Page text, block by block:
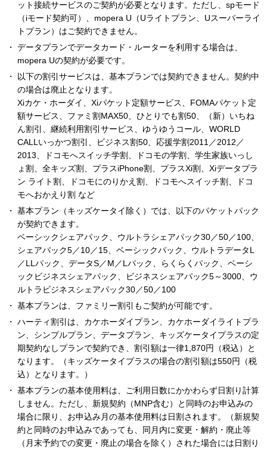
ット接続サービスのご契約が必要となります。ただし、spモード
（iモード契約可）、mopera U（Uライトプラン、Uスーパーライ
トプラン）はご契約できません。
データプランでデータカード・ルーターを利用する場合は、
mopera Uの契約が必要です。
以下の割引サービスは、基本プランでは契約できません。契約中
の場合は廃止となります。
Xiカケ・ホーダイ、Xiパケット定額サービス、FOMAパケット定
額サービス、ファミ割MAX50、ひとりでも割50、（新）いちね
ん割引、継続利用割引サービス、ゆうゆうコール、WORLD
CALLいっかつ割引、ビジネス割50、応援学割2011／2012／
2013、ドコモへスイッチ学割、ドコモの学割、学生家族いっし
ょ割、全キッズ割、プラスiPhone割、プラスXi割、Xiデータプラ
ン ライト割、ドコモにのりかえ割、ドコモへスイッチ割、ドコ
モへおかえり割 など
基本プラン（キッズケータイ除く）では、以下のパケットパック
が契約できます。
ベーシックシェアパック、ウルトラシェアパック30／50／100、
シェアパック5／10／15、ベーシックパック、ウルトラデータL
／LLパック、データS／M／Lパック、らくらくパック、ベーシ
ックビジネスシェアパック、ビジネスシェアパック5～3000、ウ
ルトラビジネスシェアパック30／50／100
基本プランは、ファミリー割引もご契約が可能です。
ハーティ割引は、カケホーダイプラン、カケホーダイライトプラ
ン、シンプルプラン、データプラン、キッズケータイプラスの定
期契約なしプランで契約でき、割引額は一律1,870円（税込）と
なります。（キッズケータイプラスの場合の割引額は550円（税
込）となります。）
基本プランの基本使用料は、ご利用日数にかかわらず日割り計算
しません。ただし、新規契約（MNP含む）と同時のお申込みの
場合に限り、お申込み月の基本使用料は日割されます。（新規契
約と同時のお申込みであっても、同月内に変更・解約・廃止等
（月末予約での変更・廃止の場合を除く）された場合には日割り